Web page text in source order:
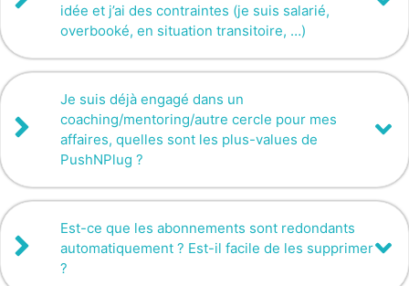
idée et j’ai des contraintes (je suis salarié,
overbooké, en situation transitoire, …)
Je suis déjà engagé dans un
coaching/mentoring/autre cercle pour mes
affaires, quelles sont les plus-values de
PushNPlug ?
Est-ce que les abonnements sont redondants
automatiquement ? Est-il facile de les supprimer
?